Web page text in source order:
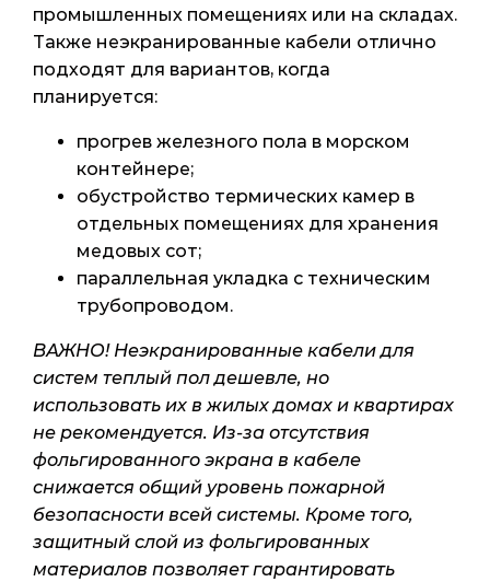
промышленных помещениях или на складах.
Также неэкранированные кабели отлично
подходят для вариантов, когда
планируется:
прогрев железного пола в морском
контейнере;
обустройство термических камер в
отдельных помещениях для хранения
медовых сот;
параллельная укладка с техническим
трубопроводом.
ВАЖНО! Неэкранированные кабели для
систем теплый пол дешевле, но
использовать их в жилых домах и квартирах
не рекомендуется. Из-за отсутствия
фольгированного экрана в кабеле
снижается общий уровень пожарной
безопасности всей системы. Кроме того,
защитный слой из фольгированных
материалов позволяет гарантировать